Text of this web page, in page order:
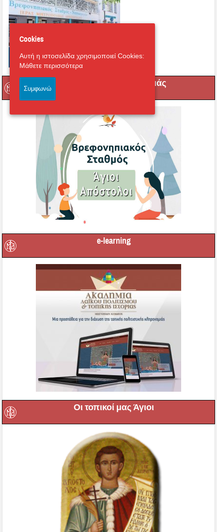
Βρεφικός Σταθμός Αγριάς
e-learning
Οι τοπικοί μας Άγιοι
Cookies
Αυτή η ιστοσελίδα χρησιμοποιεί Cookies:
Μάθετε περισσότερα
Συμφωνώ